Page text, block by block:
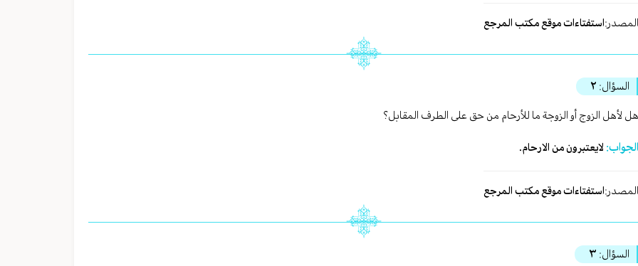
المصدر:استفتاءات موقع مكتب المرجع
السؤال: ٢
هل لأهل الزوج أو الزوجة ما للأرحام من حق على الطرف المقابل؟
الجواب: لايعتبرون من الارحام.
المصدر:استفتاءات موقع مكتب المرجع
السؤال: ٣